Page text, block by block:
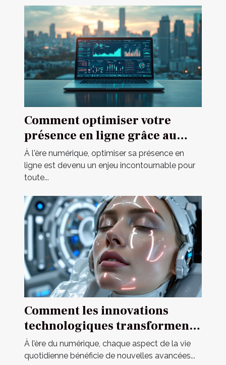
Comment optimiser votre
présence en ligne grâce au
marketing digital ?
À l'ère numérique, optimiser sa présence en
ligne est devenu un enjeu incontournable pour
toute...
Comment les innovations
technologiques transforment-
elles les poupées pour adultes
?
À l’ère du numérique, chaque aspect de la vie
quotidienne bénéficie de nouvelles avancées...